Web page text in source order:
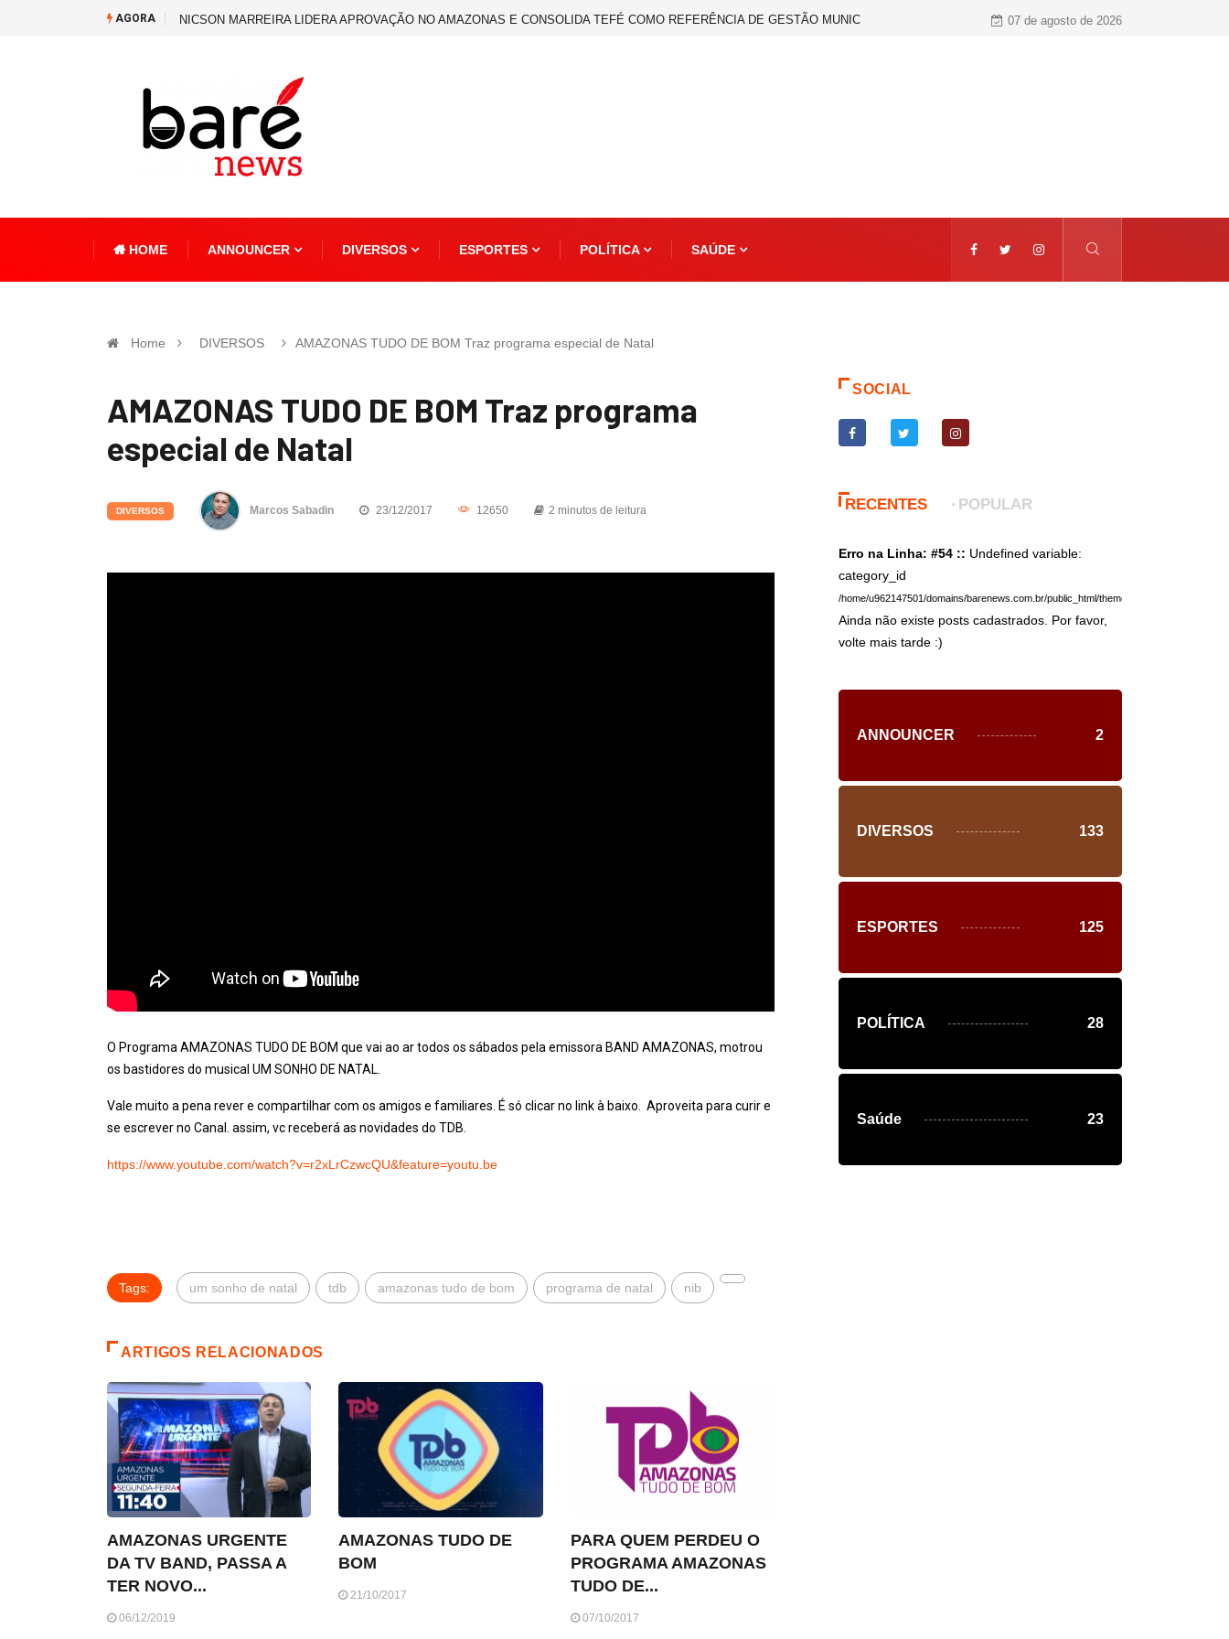
AGORA NICSON MARREIRA LIDERA APROVAÇÃO NO AMAZONAS E CONSOLIDA TEFÉ COMO REFERÊNCIA DE GESTÃO MUNICIPAL MOTO HONDA RECONHECE VV REFEIÇÕES
07 de agosto de 2026
HOME ANNOUNCER DIVERSOS ESPORTES POLÍTICA SAÚDE
Home DIVERSOS AMAZONAS TUDO DE BOM Traz programa especial de Natal
AMAZONAS TUDO DE BOM Traz programa
especial de Natal
DIVERSOS Marcos Sabadin 23/12/2017 12650 2 minutos de leitura
O Programa AMAZONAS TUDO DE BOM que vai ao ar todos os sábados pela emissora BAND AMAZONAS, motrou
os bastidores do musical UM SONHO DE NATAL.
Vale muito a pena rever e compartilhar com os amigos e familiares. É só clicar no link à baixo. Aproveita para curir e
se escrever no Canal. assim, vc receberá as novidades do TDB.
https://www.youtube.com/watch?v=r2xLrCzwcQU&feature=youtu.be
Tags: um sonho de natal tdb amazonas tudo de bom programa de natal nib
ARTIGOS RELACIONADOS
AMAZONAS URGENTE
DA TV BAND, PASSA A
TER NOVO...
06/12/2019
AMAZONAS TUDO DE
BOM
21/10/2017
PARA QUEM PERDEU O
PROGRAMA AMAZONAS
TUDO DE...
07/10/2017
SOCIAL
RECENTES POPULAR
Erro na Linha: #54 :: Undefined variable:
category_id
/home/u962147501/domains/barenews.com.br/public_html/themes/bare/inc/sidebar.php
Ainda não existe posts cadastrados. Por favor,
volte mais tarde :)
ANNOUNCER 2
DIVERSOS 133
ESPORTES 125
POLÍTICA 28
Saúde 23